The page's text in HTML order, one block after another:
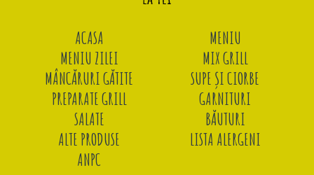
ACASA
MENIU
MENIU ZILEI
MIX GRILL
MÂNCĂRURI GĂTITE
SUPE ȘI CIORBE
PREPARATE GRILL
GARNITURI
SALATE
BĂUTURI
ALTE PRODUSE
LISTA ALERGENI
ANPC